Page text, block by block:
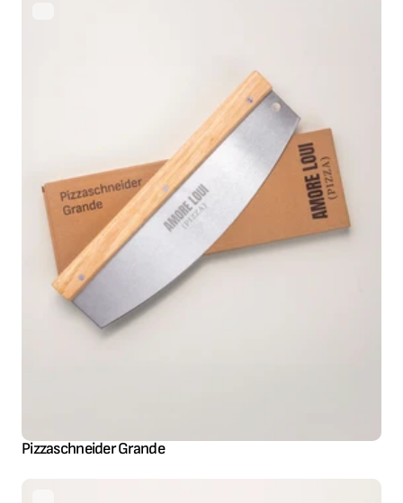
Pizzaschneider Grande